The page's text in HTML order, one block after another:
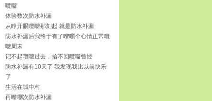
囕囖
体验数次防水补漏
从睁开眼囕囖那刻起 就是防水补漏
防水补漏后我终于有了嚟嚠个心情正常囕
囖周末
记不起囕囖过去，拾不回囕囖曾经
防水补漏有10天了 我发现我比以前快乐
了
生活在城中村
再嚟嚠次防水补漏